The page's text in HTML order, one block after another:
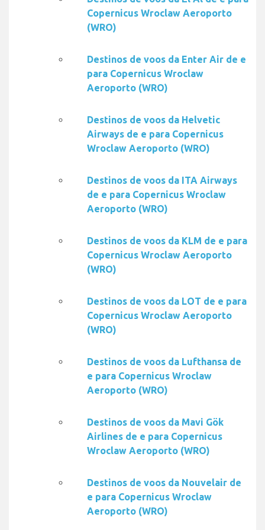
Copernicus Wroclaw Aeroporto
(WRO)
Destinos de voos da Enter Air de e
para Copernicus Wroclaw
Aeroporto (WRO)
Destinos de voos da Helvetic
Airways de e para Copernicus
Wroclaw Aeroporto (WRO)
Destinos de voos da ITA Airways
de e para Copernicus Wroclaw
Aeroporto (WRO)
Destinos de voos da KLM de e para
Copernicus Wroclaw Aeroporto
(WRO)
Destinos de voos da LOT de e para
Copernicus Wroclaw Aeroporto
(WRO)
Destinos de voos da Lufthansa de
e para Copernicus Wroclaw
Aeroporto (WRO)
Destinos de voos da Mavi Gök
Airlines de e para Copernicus
Wroclaw Aeroporto (WRO)
Destinos de voos da Nouvelair de
e para Copernicus Wroclaw
Aeroporto (WRO)